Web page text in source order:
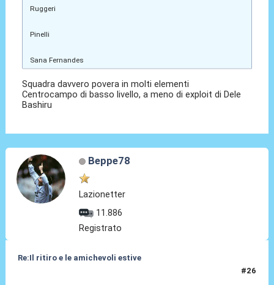
Ruggeri
Pinelli
Sana Fernandes
Squadra davvero povera in molti elementi
Centrocampo di basso livello, a meno di exploit di Dele
Bashiru
Beppe78
Lazionetter
11.886
Registrato
Re:Il ritiro e le amichevoli estive
#26